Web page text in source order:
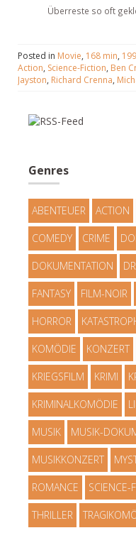
Überreste so oft
Posted in Movie, 168 min,
Action, Science-Fiction, Ben
Jayston, Richard Crenna,
Genres
ABENTEUER ACTION
COMEDY CRIME
DOKUMENTATION
FANTASY FILM-NOIR
HORROR
KOMÖDIE KONZERT
KRIEGSFILM KRIMI
KRIMINALKOMÖDIE
MUSIK MUSIK-
MUSIKKONZERT
ROMANCE SCIENCE-
THRILLER